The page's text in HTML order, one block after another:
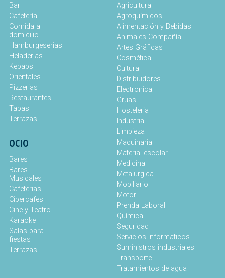
Bar
Cafetería
Comida a
domicilio
Hamburgeserias
Heladerias
Kebabs
Orientales
Pizzerias
Restaurantes
Tapas
Terrazas
OCIO
Bares
Bares
Musicales
Cafeterias
Cibercafes
Cine y Teatro
Karaoke
Salas para
fiestas
Terrazas
Agricultura
Agroquímicos
Alimentación y Bebidas
Animales Compañía
Artes Gráficas
Cosmética
Cultura
Distribuidores
Electronica
Gruas
Hosteleria
Industria
Limpieza
Maquinaria
Material escolar
Medicina
Metalurgica
Mobiliario
Motor
Prenda Laboral
Química
Seguridad
Servicios Informaticos
Suministros industriales
Transporte
Tratamientos de agua